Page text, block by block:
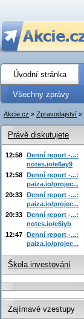
Úvodní stránka
Všechny zprávy
Akcie.cz » Zpravodajství »
Právě diskutujete
12:58 Denní report -...:
notes.io/e6ay9
12:58 Denní report -...:
paiza.io/projec...
20:33 Denní report -...:
paiza.io/projec...
20:33 Denní report -...:
notes.io/e6iyb
12:47 Denní report -...:
paiza.io/projec...
Škola investování
Zajímavé vzestupy